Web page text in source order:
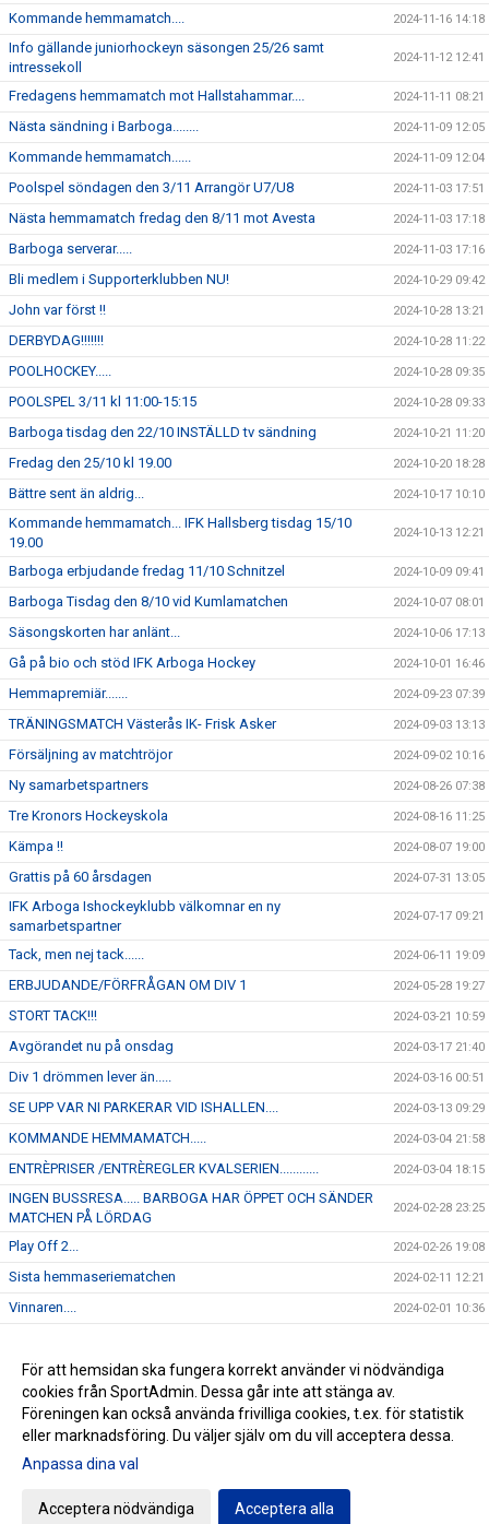
Kommande hemmamatch.... 2024-11-16 14:18
Info gällande juniorhockeyn säsongen 25/26 samt
intressekoll
2024-11-12 12:41
Fredagens hemmamatch mot Hallstahammar.... 2024-11-11 08:21
Nästa sändning i Barboga........ 2024-11-09 12:05
Kommande hemmamatch...... 2024-11-09 12:04
Poolspel söndagen den 3/11 Arrangör U7/U8 2024-11-03 17:51
Nästa hemmamatch fredag den 8/11 mot Avesta 2024-11-03 17:18
Barboga serverar..... 2024-11-03 17:16
Bli medlem i Supporterklubben NU! 2024-10-29 09:42
John var först !! 2024-10-28 13:21
DERBYDAG!!!!!!! 2024-10-28 11:22
POOLHOCKEY..... 2024-10-28 09:35
POOLSPEL 3/11 kl 11:00-15:15 2024-10-28 09:33
Barboga tisdag den 22/10 INSTÄLLD tv sändning 2024-10-21 11:20
Fredag den 25/10 kl 19.00 2024-10-20 18:28
Bättre sent än aldrig... 2024-10-17 10:10
Kommande hemmamatch... IFK Hallsberg tisdag 15/10
19.00
2024-10-13 12:21
Barboga erbjudande fredag 11/10 Schnitzel 2024-10-09 09:41
Barboga Tisdag den 8/10 vid Kumlamatchen 2024-10-07 08:01
Säsongskorten har anlänt... 2024-10-06 17:13
Gå på bio och stöd IFK Arboga Hockey 2024-10-01 16:46
Hemmapremiär....... 2024-09-23 07:39
TRÄNINGSMATCH Västerås IK- Frisk Asker 2024-09-03 13:13
Försäljning av matchtröjor 2024-09-02 10:16
Ny samarbetspartners 2024-08-26 07:38
Tre Kronors Hockeyskola 2024-08-16 11:25
Kämpa !! 2024-08-07 19:00
Grattis på 60 årsdagen 2024-07-31 13:05
IFK Arboga Ishockeyklubb välkomnar en ny
samarbetspartner
2024-07-17 09:21
Tack, men nej tack...... 2024-06-11 19:09
ERBJUDANDE/FÖRFRÅGAN OM DIV 1 2024-05-28 19:27
STORT TACK!!! 2024-03-21 10:59
Avgörandet nu på onsdag 2024-03-17 21:40
Div 1 drömmen lever än..... 2024-03-16 00:51
SE UPP VAR NI PARKERAR VID ISHALLEN.... 2024-03-13 09:29
KOMMANDE HEMMAMATCH..... 2024-03-04 21:58
ENTRÈPRISER /ENTRÈREGLER KVALSERIEN............ 2024-03-04 18:15
INGEN BUSSRESA..... BARBOGA HAR ÖPPET OCH SÄNDER
MATCHEN PÅ LÖRDAG
2024-02-28 23:25
Play Off 2... 2024-02-26 19:08
Sista hemmaseriematchen 2024-02-11 12:21
Vinnaren.... 2024-02-01 10:36
Kommande hemmamatch..... 2024-01-22 12:45
NYHET... 2024-01-16 16:23
Gå till Webbversion
För att hemsidan ska fungera korrekt använder vi nödvändiga
cookies från SportAdmin. Dessa går inte att stänga av.
Föreningen kan också använda frivilliga cookies, t.ex. för statistik
eller marknadsföring. Du väljer själv om du vill acceptera dessa.
Anpassa dina val
Acceptera nödvändiga Acceptera alla